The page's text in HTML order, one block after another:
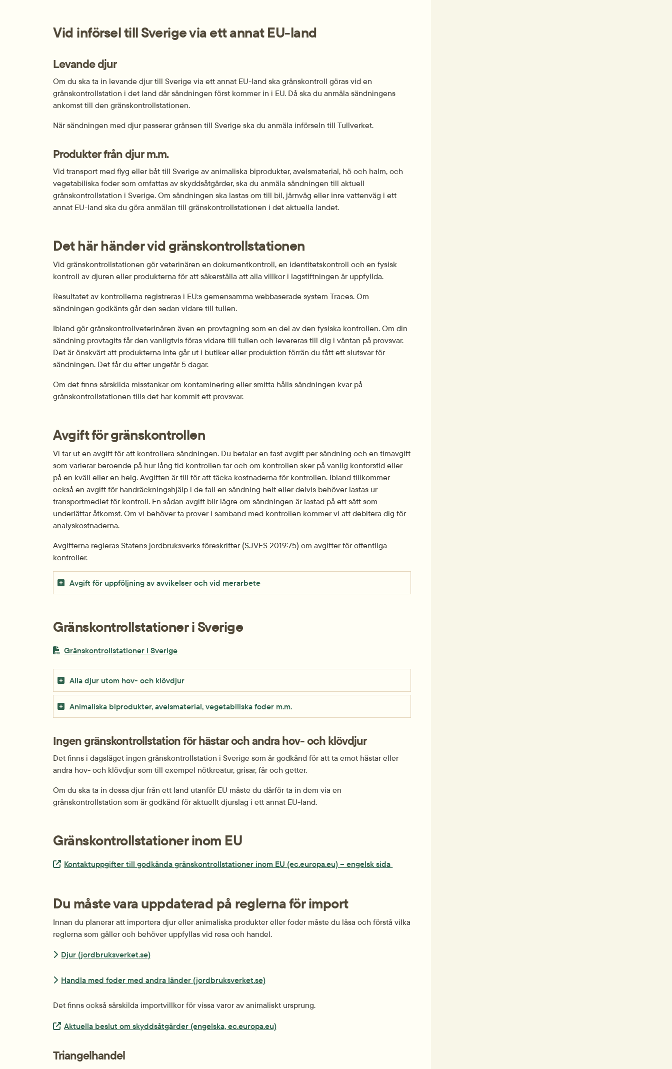
Vid införsel till Sverige via ett annat EU-land
Levande djur
Om du ska ta in levande djur till Sverige via ett annat EU-land ska gränskontroll göras vid en
gränskontrollstation i det land där sändningen först kommer in i EU. Då ska du anmäla sändningens
ankomst till den gränskontrollstationen.
När sändningen med djur passerar gränsen till Sverige ska du anmäla införseln till Tullverket.
Produkter från djur m.m.
Vid transport med flyg eller båt till Sverige av animaliska biprodukter, avelsmaterial, hö och halm, och
vegetabiliska foder som omfattas av skyddsåtgärder, ska du anmäla sändningen till aktuell
gränskontrollstation i Sverige. Om sändningen ska lastas om till bil, järnväg eller inre vattenväg i ett
annat EU-land ska du göra anmälan till gränskontrollstationen i det aktuella landet.
Det här händer vid gränskontrollstationen
Vid gränskontrollstationen gör veterinären en dokumentkontroll, en identitetskontroll och en fysisk
kontroll av djuren eller produkterna för att säkerställa att alla villkor i lagstiftningen är uppfyllda.
Resultatet av kontrollerna registreras i EU:s gemensamma webbaserade system Traces. Om
sändningen godkänts går den sedan vidare till tullen.
Ibland gör gränskontrollveterinären även en provtagning som en del av den fysiska kontrollen. Om din
sändning provtagits får den vanligtvis föras vidare till tullen och levereras till dig i väntan på provsvar.
Det är önskvärt att produkterna inte går ut i butiker eller produktion förrän du fått ett slutsvar för
sändningen. Det får du efter ungefär 5 dagar.
Om det finns särskilda misstankar om kontaminering eller smitta hålls sändningen kvar på
gränskontrollstationen tills det har kommit ett provsvar.
Avgift för gränskontrollen
Vi tar ut en avgift för att kontrollera sändningen. Du betalar en fast avgift per sändning och en timavgift
som varierar beroende på hur lång tid kontrollen tar och om kontrollen sker på vanlig kontorstid eller
på en kväll eller en helg. Avgiften är till för att täcka kostnaderna för kontrollen. Ibland tillkommer
också en avgift för handräckningshjälp i de fall en sändning helt eller delvis behöver lastas ur
transportmedlet för kontroll. En sådan avgift blir lägre om sändningen är lastad på ett sätt som
underlättar åtkomst. Om vi behöver ta prover i samband med kontrollen kommer vi att debitera dig för
analyskostnaderna.
Avgifterna regleras Statens jordbruksverks föreskrifter (SJVFS 2019:75) om avgifter för offentliga
kontroller.
Avgift för uppföljning av avvikelser och vid merarbete
Gränskontrollstationer i Sverige
PDF-fil.
Gränskontrollstationer i Sverigepdf, 246.3 kB.
Alla djur utom hov- och klövdjur
Animaliska biprodukter, avelsmaterial, vegetabiliska foder m.m.
Ingen gränskontrollstation för hästar och andra hov- och klövdjur
Det finns i dagsläget ingen gränskontrollstation i Sverige som är godkänd för att ta emot hästar eller
andra hov- och klövdjur som till exempel nötkreatur, grisar, får och getter.
Om du ska ta in dessa djur från ett land utanför EU måste du därför ta in dem via en
gränskontrollstation som är godkänd för aktuellt djurslag i ett annat EU-land.
Gränskontrollstationer inom EU
Extern länk.
Kontaktuppgifter till godkända gränskontrollstationer inom EU (ec.europa.eu) – engelsk sida
Du måste vara uppdaterad på reglerna för import
Innan du planerar att importera djur eller animaliska produkter eller foder måste du läsa och förstå vilka
reglerna som gäller och behöver uppfyllas vid resa och handel.
Djur (jordbruksverket.se)
Handla med foder med andra länder (jordbruksverket.se)
Det finns också särskilda importvillkor för vissa varor av animaliskt ursprung.
Extern länk.
Aktuella beslut om skyddsåtgärder (engelska, ec.europa.eu)
Triangelhandel